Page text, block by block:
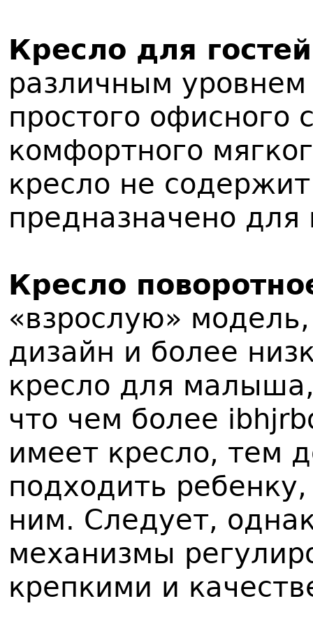
Кресло для гостей
различным
простого офисного
комфортного
кресло не
предназначено для
Кресло
«взрослую»
дизайн и более
кресло для
что чем более
имеет кресло, тем
подходить
ним. Следует,
механизмы
крепкими и